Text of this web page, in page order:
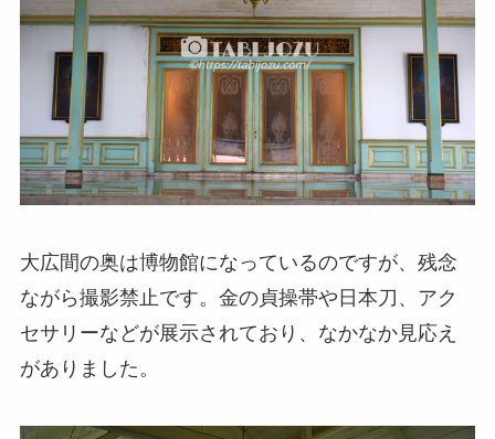
大広間の奥は博物館になっているのですが、残念
ながら撮影禁止です。金の貞操帯や日本刀、アク
セサリーなどが展示されており、なかなか見応え
がありました。